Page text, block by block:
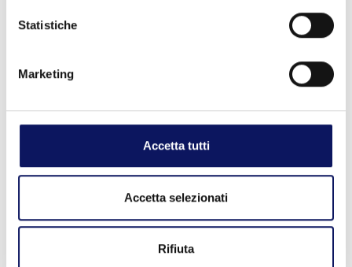
Statistiche
Marketing
Accetta tutti
Accetta selezionati
Rifiuta
riguardano (art. 18 GDPR);
di opporsi al loro trattamento (Art. 21 GDPR), oltre
al diritto alla portabilità dei dati (Art. 20 GDPR);
di proporre reclamo al Garante della Privacy.
Genova Trasporti Marittimi S.r.l.